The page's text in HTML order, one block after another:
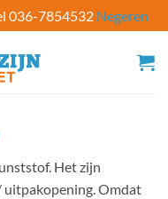
036-7854532 Negeren
Het zijn
uitpakopening. Omdat